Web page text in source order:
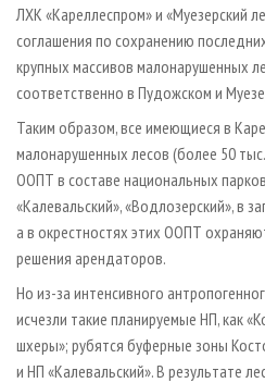
ЛХК «Кареллеспром» и «Муезерский
соглашения по сохранению
крупных массивов малонарушенных
соответственно в Пудожском и
Таким образом, все имеющиеся в
малонарушенных лесов (более 50
ООПТ в составе национальных
«Калевальский», «Водлозерский», в
а в окрестностях этих ООПТ
решения арендаторов.
Но из-за интенсивного
исчезли такие планируемые НП, как
шхеры»; рубятся буферные зоны
и НП «Калевальский». В результате